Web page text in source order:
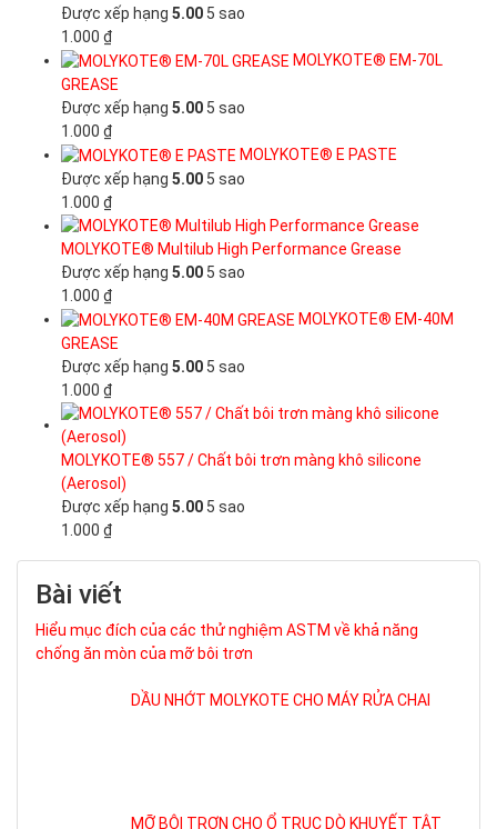
Được xếp hạng 5.00 5 sao
1.000 ₫
MOLYKOTE® EM-70L
GREASE
Được xếp hạng 5.00 5 sao
1.000 ₫
MOLYKOTE® E PASTE
Được xếp hạng 5.00 5 sao
1.000 ₫
MOLYKOTE® Multilub High Performance Grease
Được xếp hạng 5.00 5 sao
1.000 ₫
MOLYKOTE® EM-40M
GREASE
Được xếp hạng 5.00 5 sao
1.000 ₫
MOLYKOTE® 557 / Chất bôi trơn màng khô silicone
(Aerosol)
Được xếp hạng 5.00 5 sao
1.000 ₫
Bài viết
Hiểu mục đích của các thử nghiệm ASTM về khả năng
chống ăn mòn của mỡ bôi trơn
DẦU NHỚT MOLYKOTE CHO MÁY RỬA CHAI
MỠ BÔI TRƠN CHO Ổ TRỤC DÒ KHUYẾT TẬT